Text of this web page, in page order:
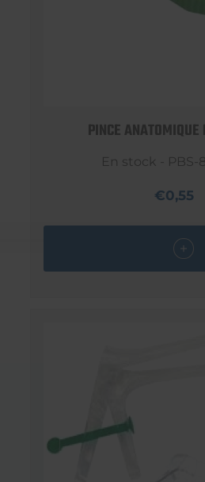
PINCE ANATOMIQUE
En stock - PBS-
€0,55